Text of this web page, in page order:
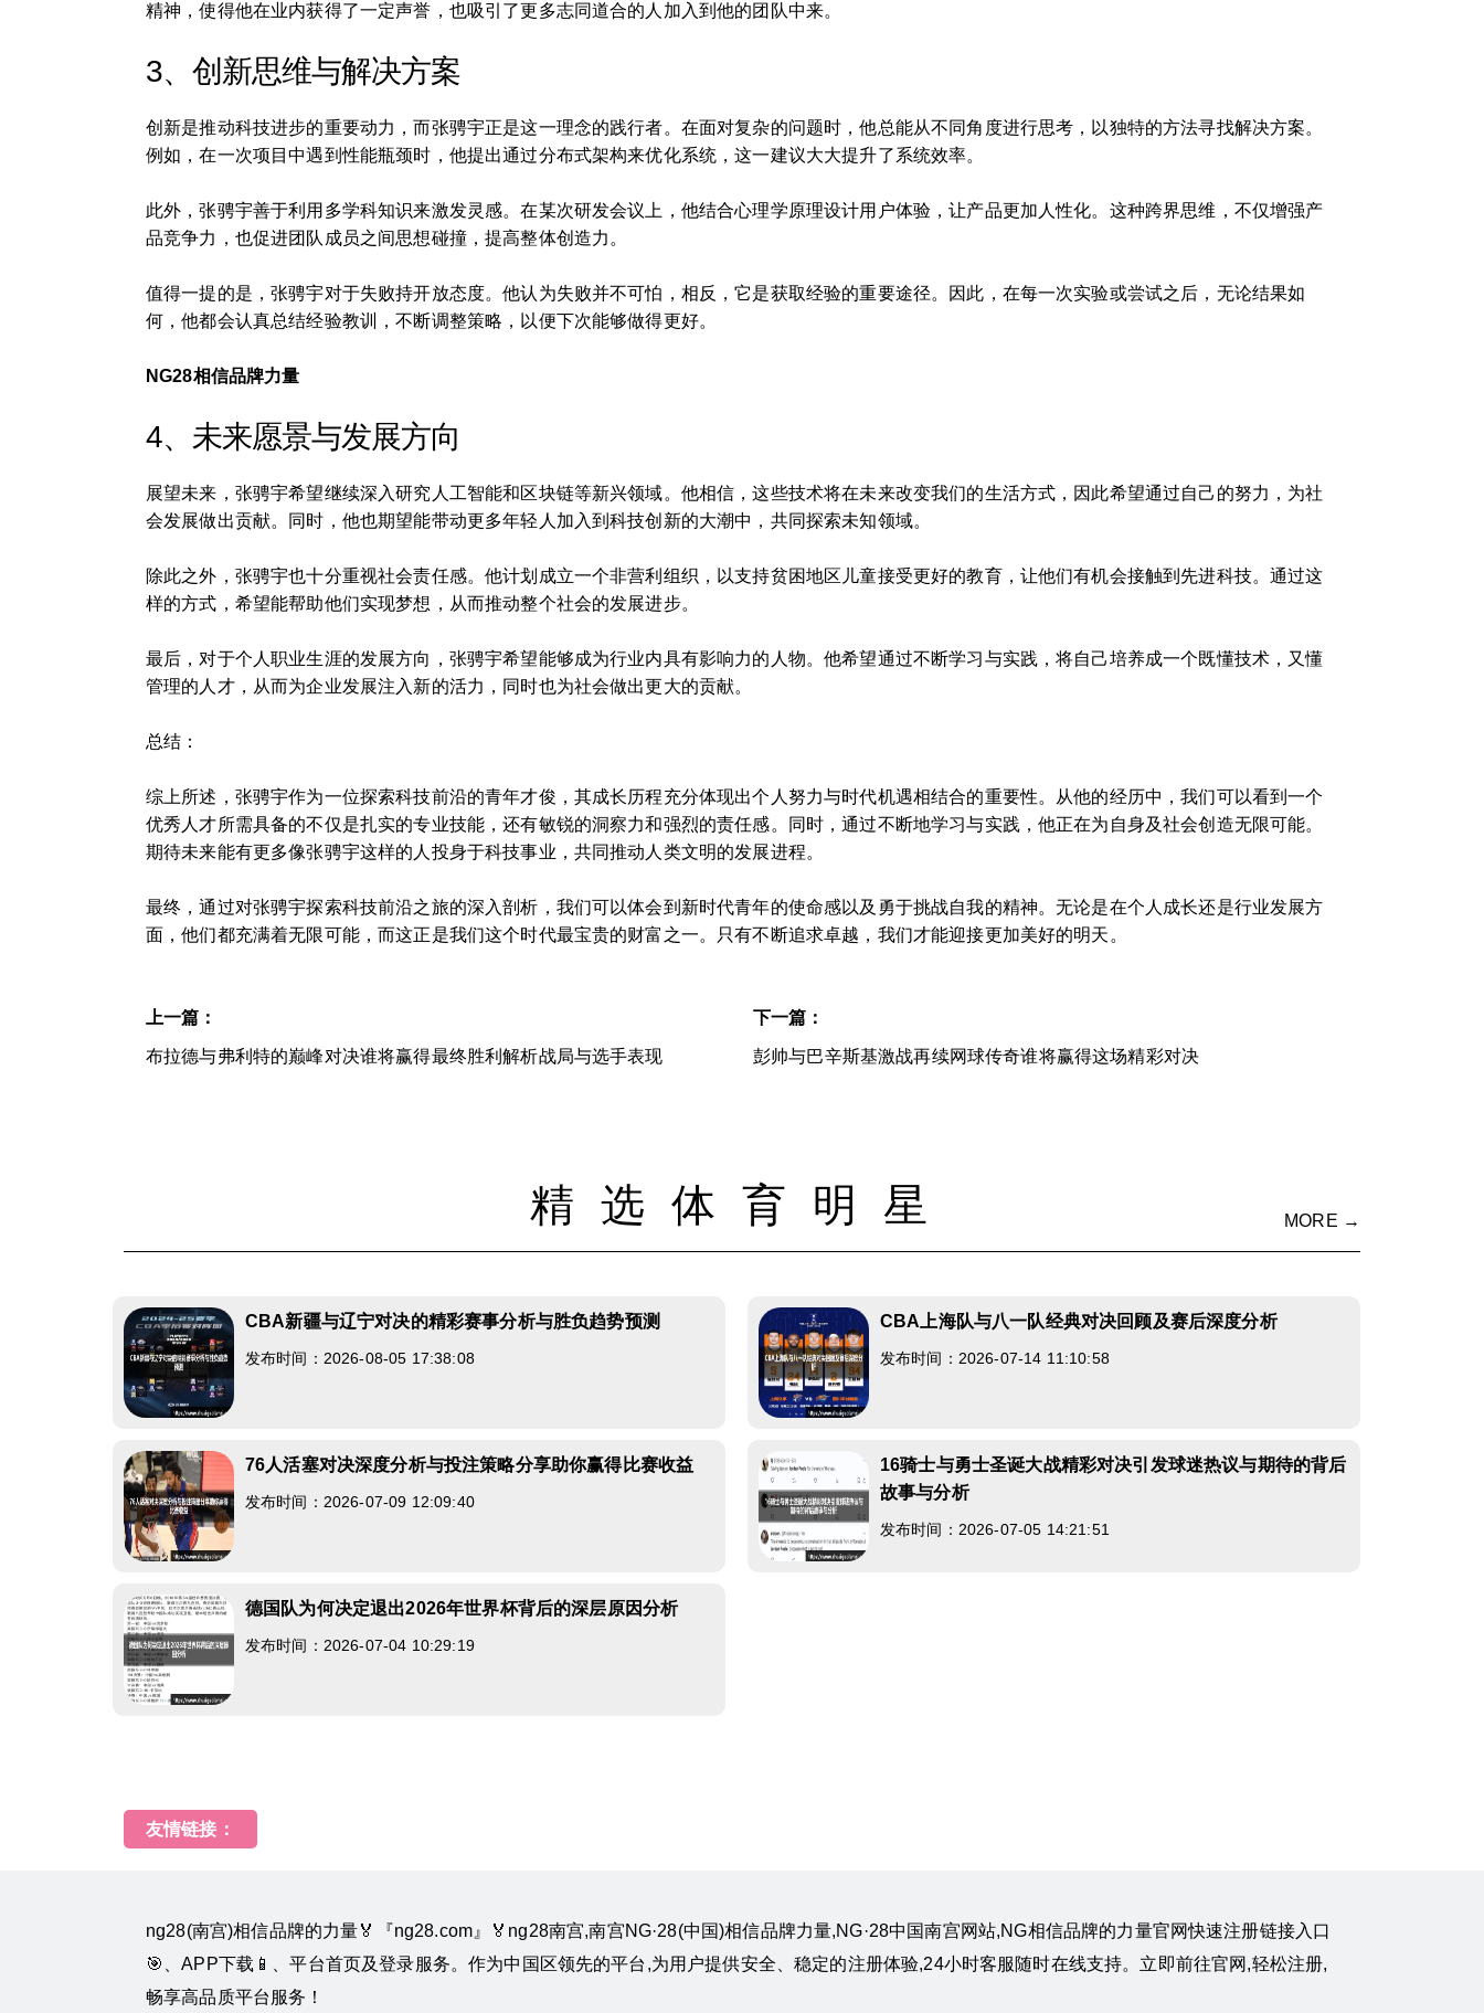
精神，使得他在业内获得了一定声誉，也吸引了更多志同道合的人加入到他的团队中来。
3、创新思维与解决方案
创新是推动科技进步的重要动力，而张骋宇正是这一理念的践行者。在面对复杂的问题时，他总能从不同角度进行思考，以独特的方法寻找解决方案。
例如，在一次项目中遇到性能瓶颈时，他提出通过分布式架构来优化系统，这一建议大大提升了系统效率。
此外，张骋宇善于利用多学科知识来激发灵感。在某次研发会议上，他结合心理学原理设计用户体验，让产品更加人性化。这种跨界思维，不仅增强产
品竞争力，也促进团队成员之间思想碰撞，提高整体创造力。
值得一提的是，张骋宇对于失败持开放态度。他认为失败并不可怕，相反，它是获取经验的重要途径。因此，在每一次实验或尝试之后，无论结果如
何，他都会认真总结经验教训，不断调整策略，以便下次能够做得更好。
NG28相信品牌力量
4、未来愿景与发展方向
展望未来，张骋宇希望继续深入研究人工智能和区块链等新兴领域。他相信，这些技术将在未来改变我们的生活方式，因此希望通过自己的努力，为社
会发展做出贡献。同时，他也期望能带动更多年轻人加入到科技创新的大潮中，共同探索未知领域。
除此之外，张骋宇也十分重视社会责任感。他计划成立一个非营利组织，以支持贫困地区儿童接受更好的教育，让他们有机会接触到先进科技。通过这
样的方式，希望能帮助他们实现梦想，从而推动整个社会的发展进步。
最后，对于个人职业生涯的发展方向，张骋宇希望能够成为行业内具有影响力的人物。他希望通过不断学习与实践，将自己培养成一个既懂技术，又懂
管理的人才，从而为企业发展注入新的活力，同时也为社会做出更大的贡献。
总结：
综上所述，张骋宇作为一位探索科技前沿的青年才俊，其成长历程充分体现出个人努力与时代机遇相结合的重要性。从他的经历中，我们可以看到一个
优秀人才所需具备的不仅是扎实的专业技能，还有敏锐的洞察力和强烈的责任感。同时，通过不断地学习与实践，他正在为自身及社会创造无限可能。
期待未来能有更多像张骋宇这样的人投身于科技事业，共同推动人类文明的发展进程。
最终，通过对张骋宇探索科技前沿之旅的深入剖析，我们可以体会到新时代青年的使命感以及勇于挑战自我的精神。无论是在个人成长还是行业发展方
面，他们都充满着无限可能，而这正是我们这个时代最宝贵的财富之一。只有不断追求卓越，我们才能迎接更加美好的明天。
上一篇：
布拉德与弗利特的巅峰对决谁将赢得最终胜利解析战局与选手表现
下一篇：
彭帅与巴辛斯基激战再续网球传奇谁将赢得这场精彩对决
精选体育明星 MORE →
CBA新疆与辽宁对决的精彩赛事分析与胜负趋势预测
发布时间：2026-08-05 17:38:08
CBA上海队与八一队经典对决回顾及赛后深度分析
发布时间：2026-07-14 11:10:58
76人活塞对决深度分析与投注策略分享助你赢得比赛收益
发布时间：2026-07-09 12:09:40
16骑士与勇士圣诞大战精彩对决引发球迷热议与期待的背后
故事与分析
发布时间：2026-07-05 14:21:51
德国队为何决定退出2026年世界杯背后的深层原因分析
发布时间：2026-07-04 10:29:19
友情链接：
ng28(南宫)相信品牌的力量🏅『ng28.com』🏅ng28南宫,南宫NG·28(中国)相信品牌力量,NG·28中国南宫网站,NG相信品牌的力量官网快速注册链接入口
🎯、APP下载📱、平台首页及登录服务。作为中国区领先的平台,为用户提供安全、稳定的注册体验,24小时客服随时在线支持。立即前往官网,轻松注册,
畅享高品质平台服务！